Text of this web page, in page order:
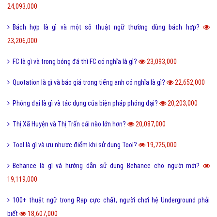
24,093,000
Bách hợp là gì và một số thuật ngữ thường dùng bách hợp?
23,206,000
FC là gì và trong bóng đá thì FC có nghĩa là gì? 23,093,000
Quotation là gì và báo giá trong tiếng anh có nghĩa là gì? 22,652,000
Phóng đại là gì và tác dụng của biện pháp phóng đại? 20,203,000
Thị Xã Huyện và Thị Trấn cái nào lớn hơn? 20,087,000
Tool là gì và ưu nhược điểm khi sử dụng Tool? 19,725,000
Behance là gì và hướng dẫn sử dụng Behance cho người mới?
19,119,000
100+ thuật ngữ trong Rap cực chất, người chơi hệ Underground phải
biết
18,607,000